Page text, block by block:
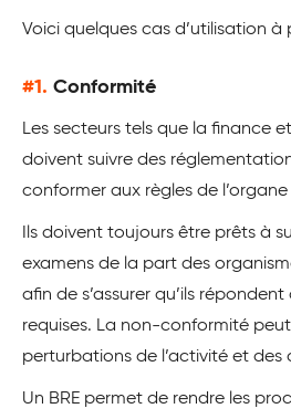
Voici quelques cas d’utilisation
#1. Conformité
Les secteurs tels que la finance
doivent suivre des
conformer aux règles de
Ils doivent toujours être prêts à
examens de la part des
afin de s’assurer qu’ils
requises. La non-conformité
perturbations de l’activité et des
Un BRE permet de rendre les